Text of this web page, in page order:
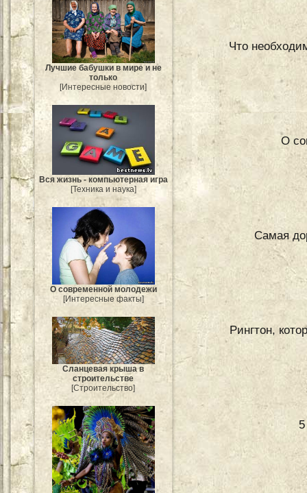
Лучшие бабушки в мире и не
только
[Интересные новости]
Вся жизнь - компьютерная игра
[Техника и наука]
О современной молодежи
[Интересные факты]
Сланцевая крыша в
строительстве
[Строительство]
Что
О
Самая
Рингтон,